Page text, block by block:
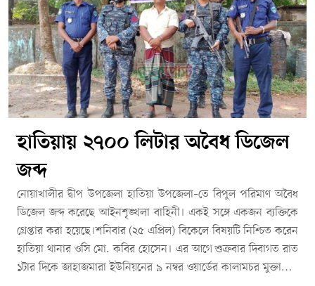
হাতিয়ায় ২৭০০ লিটার অবৈধ ডিজেল
জব্দ
নোয়াখালীর দ্বীপ উপজেলা হাতিয়া উপজেলা–তে বিপুল পরিমাণ অবৈধ
ডিজেল জব্দ করেছে আইনশৃঙ্খলা বাহিনী। একই সঙ্গে একজন ব্যক্তিকে
গ্রেপ্তার করা হয়েছে।শনিবার (২৫ এপ্রিল) বিকেলে বিষয়টি নিশ্চিত করেন
হাতিয়া থানার ওসি মো. কবির হোসেন। এর আগে শুক্রবার দিবাগত রাত
১টার দিকে জাহাজমারা ইউনিয়নের ৯ নম্বর ওয়ার্ডের কালামচর মুক্তারিয়া